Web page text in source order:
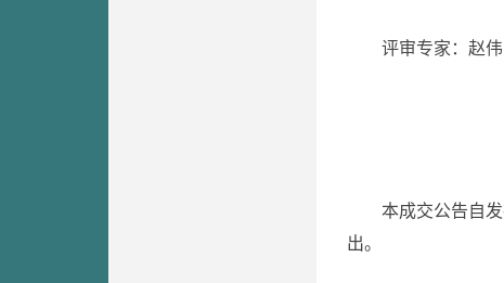
评审专家：赵
本成交公告自
出。